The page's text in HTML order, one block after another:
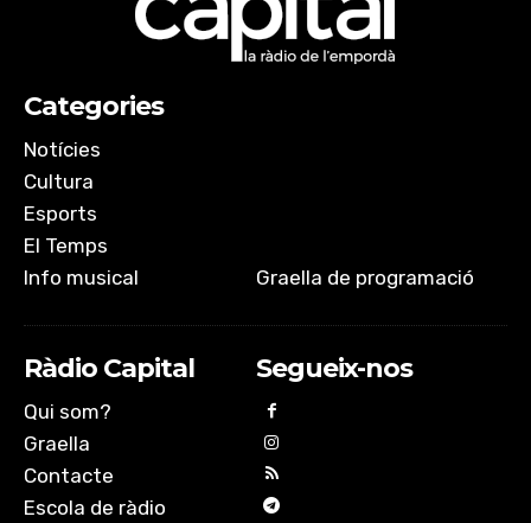
Categories
Notícies
Cultura
Esports
El Temps
Info musical
Graella de programació
Ràdio Capital
Qui som?
Graella
Contacte
Escola de ràdio
Segueix-nos